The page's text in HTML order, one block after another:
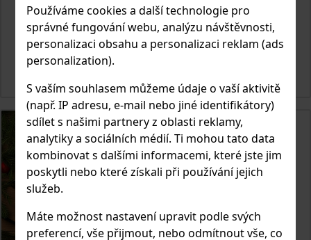
Používáme cookies a další technologie pro
správné fungování webu, analýzu návštěvnosti,
personalizaci obsahu a personalizaci reklam (ads
personalization).
S vaším souhlasem můžeme údaje o vaší aktivitě
(např. IP adresu, e-mail nebo jiné identifikátory)
sdílet s našimi partnery z oblasti reklamy,
analytiky a sociálních médií. Ti mohou tato data
kombinovat s dalšími informacemi, které jste jim
poskytli nebo které získali při používání jejich
služeb.
Máte možnost nastavení upravit podle svých
preferencí, vše přijmout, nebo odmítnout vše, co
A7IV/A7V/A9III přes špičková skla až po drony a video gear.
Pokud tě zajímá, jak se z koníčku stane profese a co to ve
skutečnosti obnáší, jsi tady správně.
ČIST ČLÁNEK